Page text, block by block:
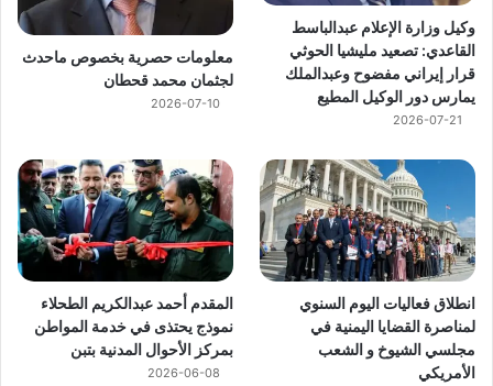
وكيل وزارة الإعلام عبدالباسط
القاعدي: تصعيد مليشيا الحوثي
قرار إيراني مفضوح وعبدالملك
يمارس دور الوكيل المطيع
2026-07-21
معلومات حصرية بخصوص ماحدث
لجثمان محمد قحطان
2026-07-10
انطلاق فعاليات اليوم السنوي
لمناصرة القضايا اليمنية في
مجلسي الشيوخ و الشعب
الأمريكي
المقدم أحمد عبدالكريم الطحلاء
نموذج يحتذى في خدمة المواطن
بمركز الأحوال المدنية بتبن
2026-06-08